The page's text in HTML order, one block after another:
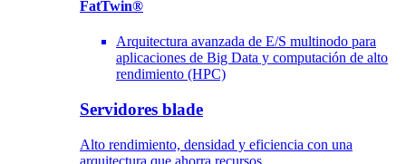
FatTwin®
Arquitectura avanzada de E/S multinodo para
aplicaciones de Big Data y computación de alto
rendimiento (HPC)
Servidores blade
Alto rendimiento, densidad y eficiencia con una
arquitectura que ahorra recursos